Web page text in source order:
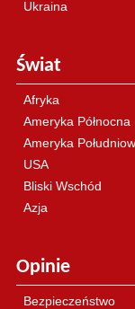
Ukraina
Świat
Afryka
Ameryka Północna
Ameryka
USA
Bliski Wschód
Azja
Opinie
Bezpieczeństwo